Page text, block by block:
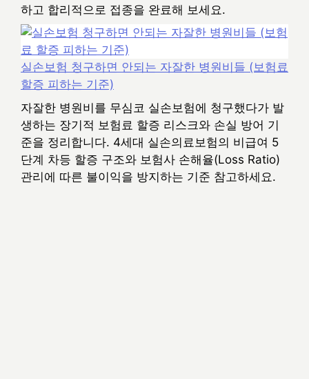
하고 합리적으로 접종을 완료해 보세요.
실손보험 청구하면 안되는 자잘한 병원비들 (보험료
할증 피하는 기준)
자잘한 병원비를 무심코 실손보험에 청구했다가 발
생하는 장기적 보험료 할증 리스크와 손실 방어 기
준을 정리합니다. 4세대 실손의료보험의 비급여 5
단계 차등 할증 구조와 보험사 손해율(Loss Ratio)
관리에 따른 불이익을 방지하는 기준 참고하세요.